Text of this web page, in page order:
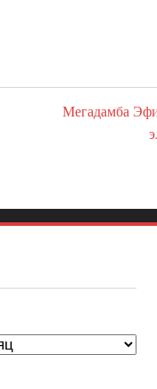
Мегадамба